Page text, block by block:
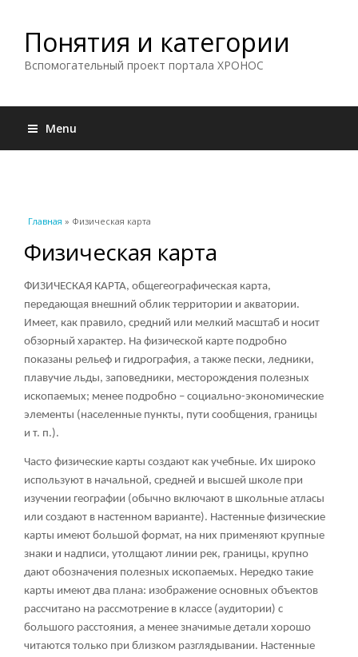
Понятия и категории
Вспомогательный проект портала ХРОНОС
Menu
Вы здесь
Главная » Физическая карта
Физическая карта
ФИЗИЧЕСКАЯ КАРТА, общегеографическая карта,
передающая внешний облик территории и акватории.
Имеет, как правило, средний или мелкий масштаб и носит
обзорный характер. На физической карте подробно
показаны рельеф и гидрография, а также пески, ледники,
плавучие льды, заповедники, месторождения полезных
ископаемых; менее подробно – социально-экономические
элементы (населенные пункты, пути сообщения, границы
и т. п.).
Часто физические карты создают как учебные. Их широко
используют в начальной, средней и высшей школе при
изучении географии (обычно включают в школьные атласы
или создают в настенном варианте). Настенные физические
карты имеют большой формат, на них применяют крупные
знаки и надписи, утолщают линии рек, границы, крупно
дают обозначения полезных ископаемых. Нередко такие
карты имеют два плана: изображение основных объектов
рассчитано на рассмотрение в классе (аудитории) с
большого расстояния, а менее значимые детали хорошо
читаются только при близком разглядывании. Настенные